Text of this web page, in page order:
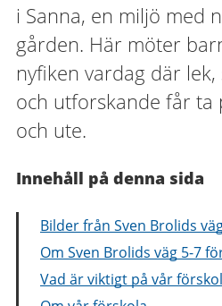
i Sanna, en miljö med
gården. Här möter
nyfiken vardag där
och utforskande får ta
och ute.
Innehåll på denna sida
Bilder från Sven Brolids
Om Sven Brolids väg 5-7
Vad är viktigt på vår